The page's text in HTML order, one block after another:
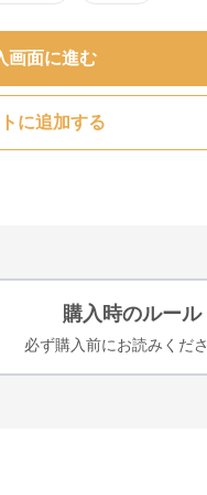
画面に進む
に追加する
購入時のルール
必ず購入前にお読みくださ